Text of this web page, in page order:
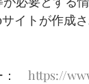
イトが作成
： https://